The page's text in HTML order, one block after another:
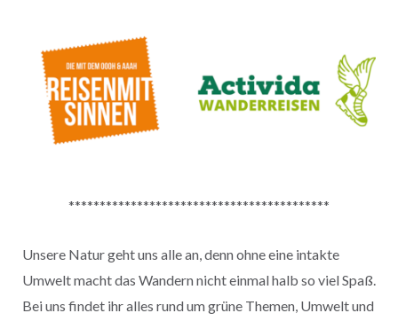
******************************************
Unsere Natur geht uns alle an, denn ohne eine intakte
Umwelt macht das Wandern nicht einmal halb so viel Spaß.
Bei uns findet ihr alles rund um grüne Themen, Umwelt und